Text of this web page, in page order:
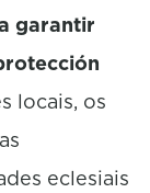
garantir
locais, os
eclesiais